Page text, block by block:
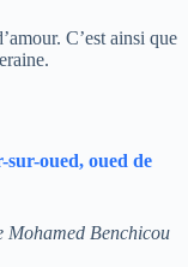
C’est ainsi que
oued, oued de
Mohamed Benchicou